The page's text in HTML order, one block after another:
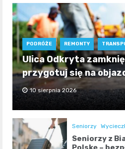
PODRÓŻE REMONTY
Ulica Odkryta
przygotuj się na
10 sierpnia 2026
Seniorzy
Seniorzy z